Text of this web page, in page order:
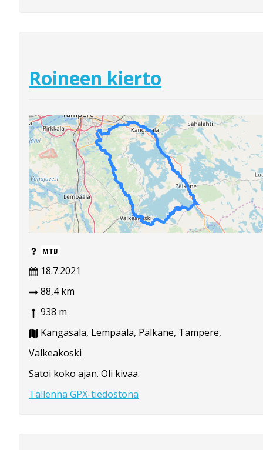
Roineen kierto
MTB
18.7.2021
88,4 km
938 m
Kangasala, Lempäälä, Pälkäne, Tampere,
Valkeakoski
Satoi koko ajan. Oli kivaa.
Tallenna GPX-tiedostona